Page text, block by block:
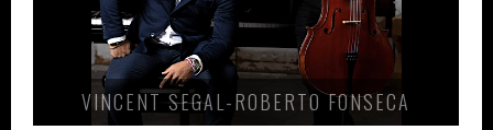
VINCENT SEGAL-ROBERTO FONSECA